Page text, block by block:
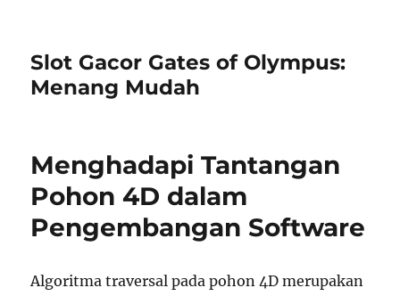
Slot Gacor Gates of Olympus:
Menang Mudah
Menghadapi Tantangan
Pohon 4D dalam
Pengembangan Software
Algoritma traversal pada pohon 4D merupakan